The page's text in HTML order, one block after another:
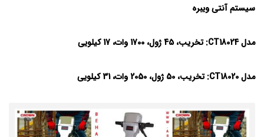
سیستم آنتی ویبره
مدل CT18024: تخریب، 45 ژول، 1700 وات، 17 کیلویی
مدل CT18020: تخریب، 50 ژول، 2050 وات، 31 کیلویی